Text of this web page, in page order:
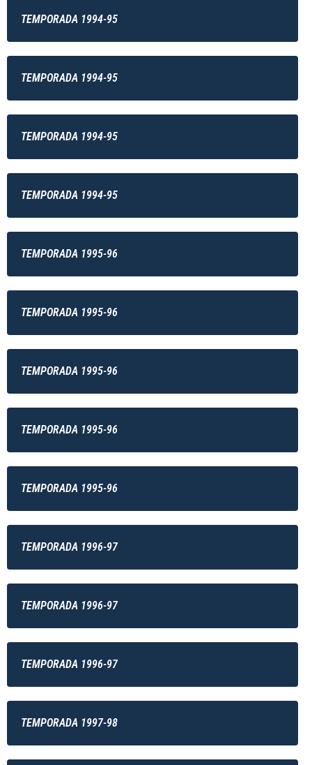
TEMPORADA 1994-95
TEMPORADA 1994-95
TEMPORADA 1994-95
TEMPORADA 1994-95
TEMPORADA 1995-96
TEMPORADA 1995-96
TEMPORADA 1995-96
TEMPORADA 1995-96
TEMPORADA 1995-96
TEMPORADA 1996-97
TEMPORADA 1996-97
TEMPORADA 1996-97
TEMPORADA 1997-98